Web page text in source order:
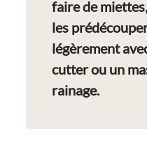
faire de
les
légèrement
cutter ou un
rainage.